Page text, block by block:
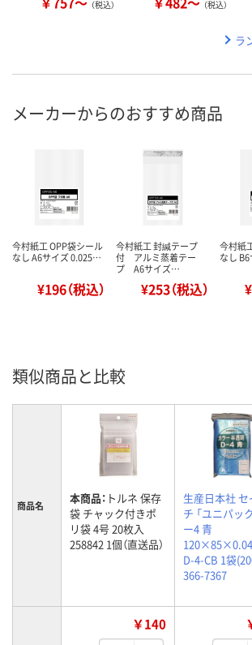
（税込） （税込）
ラ
メーカーからのおすすめ商品
今村紙工 OPP袋シール
なし A6サイズ 0.025…
¥196（税込）
今村紙工 封緘テープ
付 アルミ蒸着テー
プ A6サイズ…
¥253（税込）
今村紙
なし
類似商品と比較
商品名 本商品： トルネ 保存
袋 チャック付きポ
リ袋 4号 20枚入
258842 1個（直送品）
生産日本社 セ
チ 「ユニパッ
ー4 青
D-4-CB 1袋
366-7367
￥140